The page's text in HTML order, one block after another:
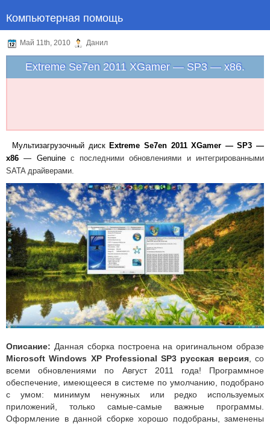
Компьютерная помощь
Май 11th, 2010 Данил
Extreme Se7en 2011 XGamer — SP3 — x86.
Мультизагрузочный дискExtreme Se7en 2011 XGamer — SP3 —
x86 — Genuine с последнимиобновлениями и интегрированными
SATA драйверами.
Описание: Данная сборка построена на оригинальном образе
Microsoft Windows XP Professional SP3 русская версия, со
всеми обновлениями по Август 2011 года! Программное
обеспечение, имеющееся в системе по умолчанию, подобрано
с умом: минимум ненужных или редко используемых
приложений, только самые-самые важные программы.
Оформление в данной сборке хорошо подобраны, заменены